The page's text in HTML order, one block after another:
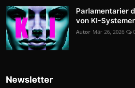
Parlamentarier
von KI-
Autor Mär 26, 2026
Newsletter